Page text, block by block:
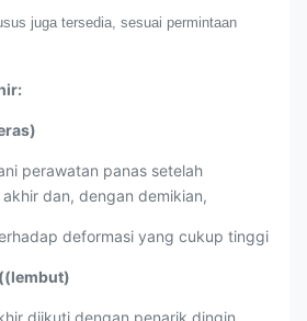
juga tersedia, sesuai permintaan
perawatan panas setelah
dan, dengan demikian,
deformasi yang cukup tinggi
diikuti dengan penarik dingin